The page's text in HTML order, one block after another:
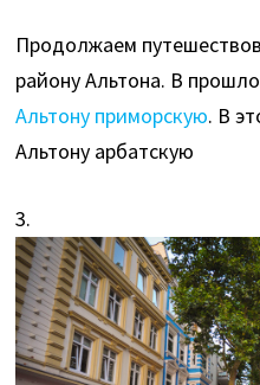
Продолжаем
району Альтона. В
Альтону приморскую. В
Альтону арбатскую
3.